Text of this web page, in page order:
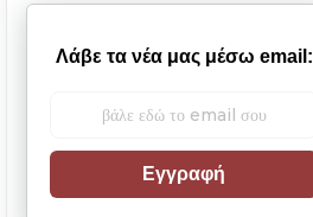
Λάβε τα νέα μας μέσω email:
Εγγραφή